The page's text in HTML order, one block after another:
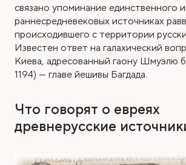
связано упоминание единственного
раннесредневековых источниках
происходившего с территории
Известен ответ на галахический
Киева, адресованный гаону Шмуэлю
1194) — главе йешивы Багдада.
Что говорят о евреях
древнерусские